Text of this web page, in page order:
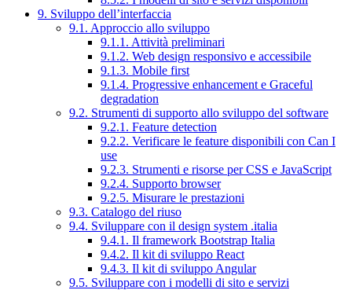
9. Sviluppo dell’interfaccia
9.1. Approccio allo sviluppo
9.1.1. Attività preliminari
9.1.2. Web design responsivo e accessibile
9.1.3. Mobile first
9.1.4. Progressive enhancement e Graceful
degradation
9.2. Strumenti di supporto allo sviluppo del software
9.2.1. Feature detection
9.2.2. Verificare le feature disponibili con Can I
use
9.2.3. Strumenti e risorse per CSS e JavaScript
9.2.4. Supporto browser
9.2.5. Misurare le prestazioni
9.3. Catalogo del riuso
9.4. Sviluppare con il design system .italia
9.4.1. Il framework Bootstrap Italia
9.4.2. Il kit di sviluppo React
9.4.3. Il kit di sviluppo Angular
9.5. Sviluppare con i modelli di sito e servizi